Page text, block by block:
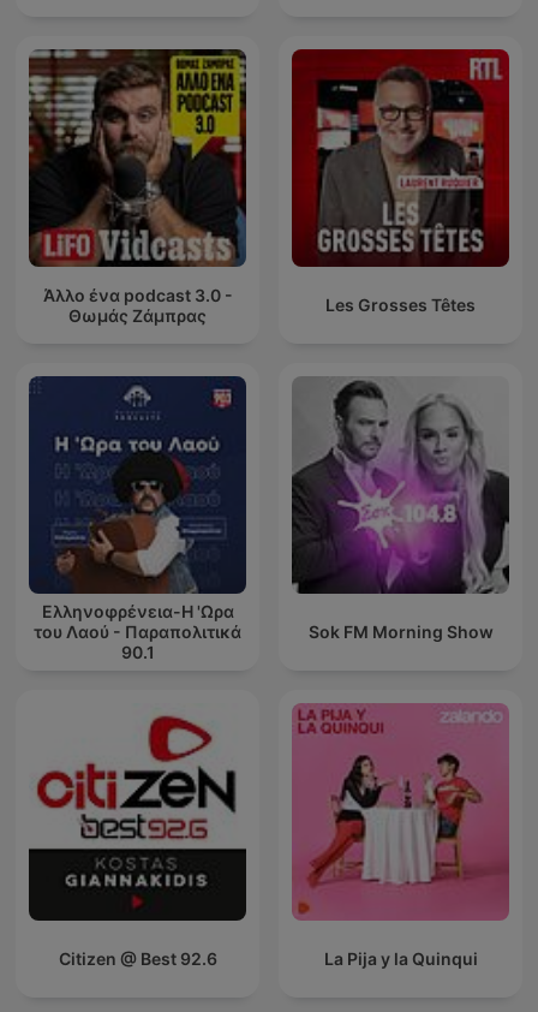
Άλλο ένα podcast 3.0 -
Θωμάς Ζάμπρας
Les Grosses Têtes
Ελληνοφρένεια-Η 'Ωρα
του Λαού - Παραπολιτικά
90.1
Sok FM Morning Show
Citizen @ Best 92.6 La Pija y la Quinqui